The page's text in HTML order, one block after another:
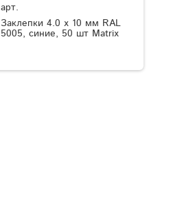
арт.
Заклепки 4.0 х 10 мм RAL
5005, синие, 50 шт Matrix